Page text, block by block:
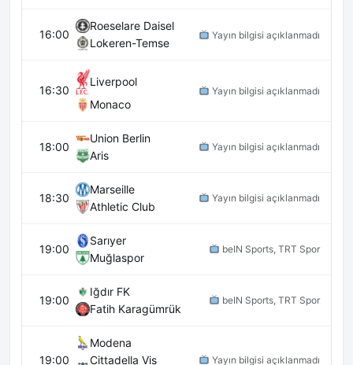
16:00
Roeselare Daisel
Lokeren-Temse
Yayın bilgisi açıklanmadı
16:30
Liverpool
Monaco
Yayın bilgisi açıklanmadı
18:00
Union Berlin
Aris
Yayın bilgisi açıklanmadı
18:30
Marseille
Athletic Club
Yayın bilgisi açıklanmadı
19:00
Sarıyer
Muğlaspor
beIN Sports, TRT Spor
19:00
Iğdır FK
Fatih Karagümrük
beIN Sports, TRT Spor
19:00
Modena
Cittadella Vis
Yayın bilgisi açıklanmadı